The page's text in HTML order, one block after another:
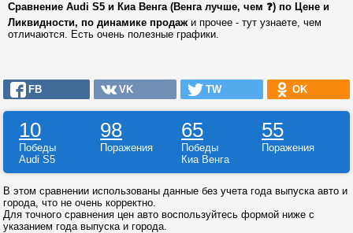
Сравнение Audi S5 и Киа Венга (Венга лучше, чем ❓) по Цене и
Ликвидности, по динамике продажи прочее - тут узнаете, чем
отличаются. Есть очень полезные графики.
FB VK TW OK
10 98 65 55
Победы Поражения Победы
Поражения
Audi S5
Киа Венга
В этом сравнении использованы данные без учета года выпуска авто и
города, что не очень корректно.
Для точного сравнения цен авто воспользуйтесь формой ниже с
указанием года выпуска и города.